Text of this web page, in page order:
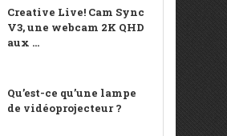
Creative Live! Cam Sync
V3, une webcam 2K QHD
aux ...
Qu’est-ce qu’une lampe
de vidéoprojecteur ?